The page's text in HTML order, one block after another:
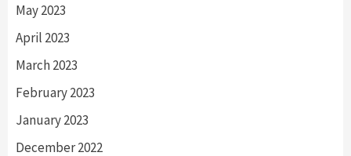
May 2023
April 2023
March 2023
February 2023
January 2023
December 2022